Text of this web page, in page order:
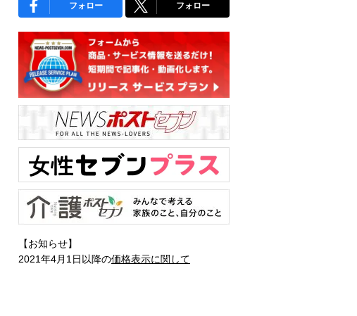
フォロー フォロー
【お知らせ】
2021年4月1日以降の価格表示に関して